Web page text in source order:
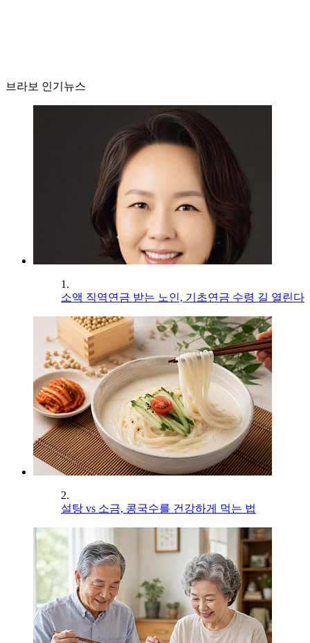
브라보 인기뉴스
1.
소액 직역연금 받는 노인, 기초연금 수령 길 열린다
2.
설탕 vs 소금, 콩국수를 건강하게 먹는 법